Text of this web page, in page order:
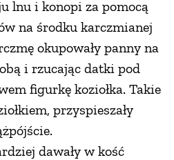
lnu i konopi za pomocą
na środku karczmianej
okupowały panny na
i rzucając datki pod
figurkę koziołka. Takie
przyspieszały
dawały w kość